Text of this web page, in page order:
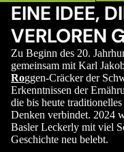
EINE IDEE,
VERLOREN
Zu Beginn des 20.
gemeinsam mit Karl
Roggen-Cräcker der
Erkenntnissen der
die bis heute
Denken verbindet. 2024
Basler Leckerly mit viel
Geschichte neu belebt.